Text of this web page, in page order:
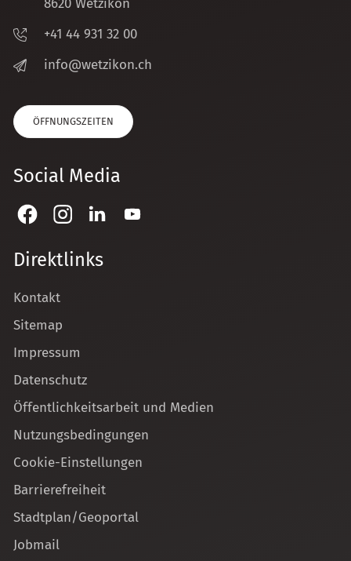
8620 Wetzikon
+41 44 931 32 00
nf
w tz k n ch
ÖFFNUNGSZEITEN
Social Media
Direktlinks
Kontakt
Sitemap
Impressum
Datenschutz
Öffentlichkeitsarbeit und Medien
Nutzungsbedingungen
Cookie-Einstellungen
Barrierefreiheit
Stadtplan/Geoportal
Jobmail